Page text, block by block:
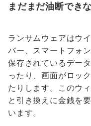
まだまだ油断でき
ランサムウェアはウ
バー、スマートフォ
保存されているデー
ったり、画面がロッ
たりします。このウ
と引き換えに金銭を
います。